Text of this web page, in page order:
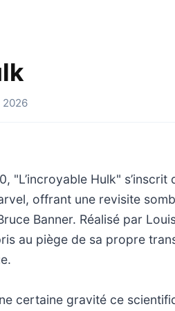
2026
"L’incroyable Hulk"
offrant une revisite
Banner. Réalisé par
au piège de sa propre
certaine gravité ce